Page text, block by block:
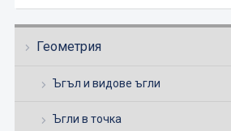
Геометрия
Ъгъл и видове ъгли
Ъгли в точка